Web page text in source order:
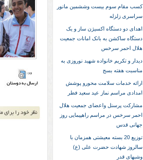
کسب مقام سوم بیست وششمین مانور
سراسری زلزله
اهدای دو دستگاه اکسیژن ساز و یک
دستگاه ساکشن به بانک امانات جمعیت
هلال احمر سرخس
دیدار و تکریم خانواده شهید نوروزی به
مناسبت هفته بسج
ارائه خدمات سلامت محورو پوشش
امدادی مراسم نماز عید سعید فطر
مشارکت پرسنل واعضای جمعیت هلال
احمر سرخس در مراسم راهپیمایی روز
جهانی قدس
توزیع 20 بسته معیشتی همزمان با
سالروز شهادت حضرت علی (ع)
وشبهای قدر